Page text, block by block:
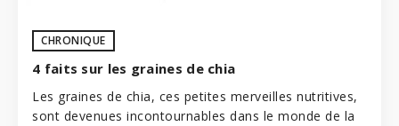
CHRONIQUE
4 faits sur les graines de chia
Les graines de chia, ces petites merveilles nutritives,
sont devenues incontournables dans le monde de la